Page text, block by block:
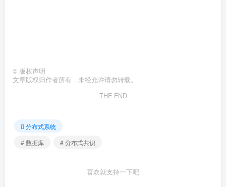
© 版权声明
文章版权归作者所有，未经允许请勿转载。
THE END
分布式系统
# 数据库
# 分布式共识
喜欢就支持一下吧